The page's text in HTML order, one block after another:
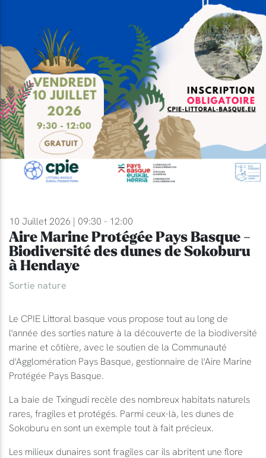
10 Juillet 2026 | 09:30 - 12:00
Aire Marine Protégée Pays Basque -
Biodiversité des dunes de Sokoburu
à Hendaye
Sortie nature
Le CPIE Littoral basque vous propose tout au long de
l'année des sorties nature à la découverte de la biodiversité
marine et côtière, avec le soutien de la Communauté
d'Agglomération Pays Basque, gestionnaire de l'Aire Marine
Protégée Pays Basque.
La baie de Txingudi recèle des nombreux habitats naturels
rares, fragiles et protégés. Parmi ceux-là, les dunes de
Sokoburu en sont un exemple tout à fait précieux.
Les milieux dunaires sont fragiles car ils abritent une flore